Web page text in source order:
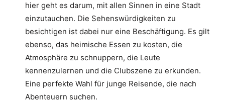
hier geht es darum, mit allen Sinnen in eine Stadt
einzutauchen. Die Sehenswürdigkeiten zu
besichtigen ist dabei nur eine Beschäftigung. Es gilt
ebenso, das heimische Essen zu kosten, die
Atmosphäre zu schnuppern, die Leute
kennenzulernen und die Clubszene zu erkunden.
Eine perfekte Wahl für junge Reisende, die nach
Abenteuern suchen.